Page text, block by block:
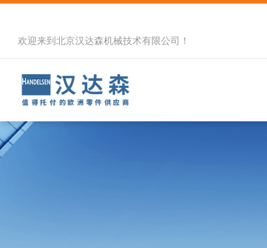
欢迎来到北京汉达森机械技术有限公司！